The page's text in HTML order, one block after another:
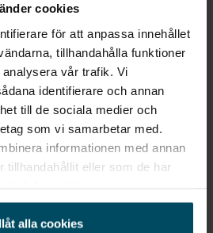
cookies
för att anpassa innehållet
tillhandahålla funktioner
vår trafik. Vi
identifierare och annan
till de sociala medier och
som vi samarbetar med.
informationen med annan
tillhandahållit eller som de har
alla cookies
Bevaka
skickas in till Holmgrens kommer att
i EU:s dataskyddsförordningen
läsa mer om hur vi behandlar dina